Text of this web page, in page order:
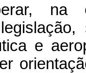
na
e